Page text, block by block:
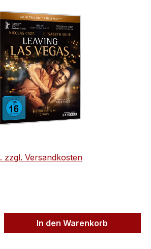
zzgl. Versandkosten
Gib den
In den Warenkorb